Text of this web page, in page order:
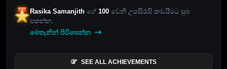
Rasika Samanjithගේ100 වෙනි උපසිරැසි කඩයීමට සුබ
පතන්න.
මෙතැනින් පිවිසෙන්න
SEE ALL ACHIEVEMENTS